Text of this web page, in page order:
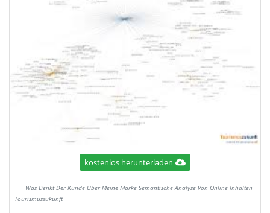
kostenlos herunterladen
Was Denkt Der Kunde Uber Meine Marke Semantische Analyse Von Online Inhalten
Tourismuszukunft